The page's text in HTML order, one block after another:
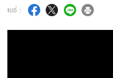
แชร์ :